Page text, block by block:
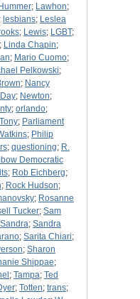
; Lawhon;
; lesbians; Leslea
; Lewis; LGBT;
; Linda Chapin;
; Mario Cuomo;
Pelkowski;
; Nancy
; Newton;
; orlando;
; Parliament
; Philip
; questioning; R.
Democratic
; Rob Eichberg;
; Rock Hudson;
; Rosanne
Tucker; Sam
Sandra; Sandra
; Sarita Chiari;
; Sharon
Shippae;
; Tampa; Ted
; Totten; trans;